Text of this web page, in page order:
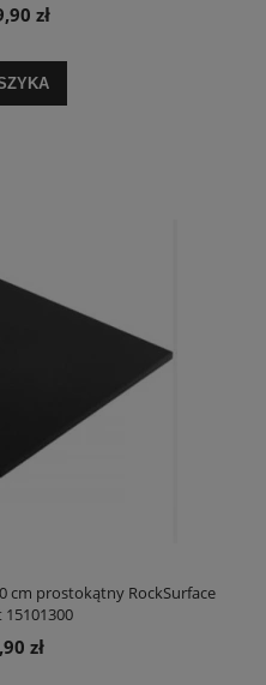
zł
cm prostokątny RockSurface
zł